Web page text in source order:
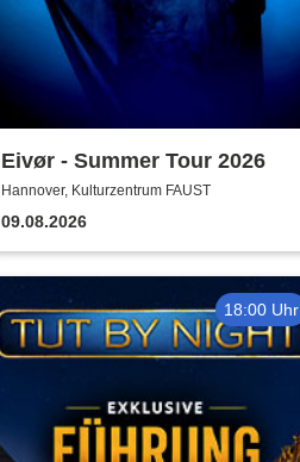
Eivør - Summer Tour 2026
Hannover, Kulturzentrum FAUST
09.08.2026
18:00 Uhr